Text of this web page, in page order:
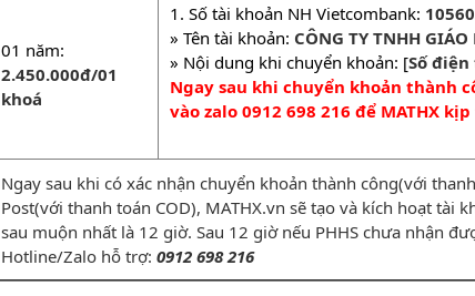
01 năm:
2.450.000đ/01
khoá
1. Số tài khoản NH Vietcombank:
» Tên tài khoản: CÔNG TY TNHH GIÁO
» Nội dung khi chuyển khoản: [Số
Ngay sau khi chuyển khoản thành
vào zalo 0912 698 216 để MATHX
Ngay sau khi có xác nhận chuyển khoản thành công(với
Post(với thanh toán COD), MATHX.vn sẽ tạo và kích hoạt
sau muộn nhất là 12 giờ. Sau 12 giờ nếu PHHS chưa nhận
Hotline/Zalo hỗ trợ: 0912 698 216